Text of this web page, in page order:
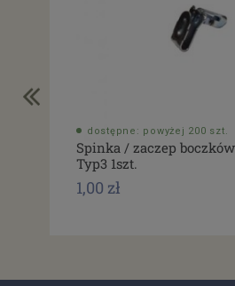
dostępne: powyżej 200 szt.
Spinka / zaczep
Typ3 1szt.
1,00 zł